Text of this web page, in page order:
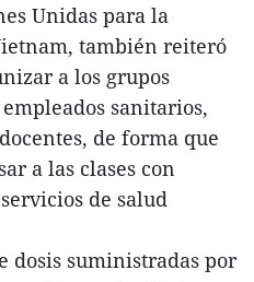
Unidas para la
también reiteró
a los grupos
sanitarios,
de forma que
a las clases con
de salud
dosis suministradas por